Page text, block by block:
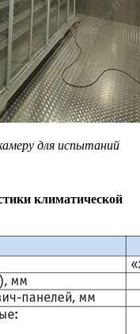
для испытаний
климатической